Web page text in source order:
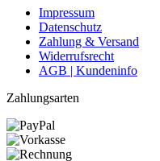
Impressum
Datenschutz
Zahlung & Versand
Widerrufsrecht
AGB | Kundeninfo
Zahlungsarten